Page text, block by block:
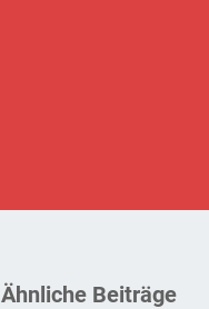
Ähnliche Beiträge